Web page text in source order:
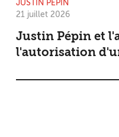
JUSTIN PÉPIN
21 juillet 2026
Justin Pépin et
l'autorisation